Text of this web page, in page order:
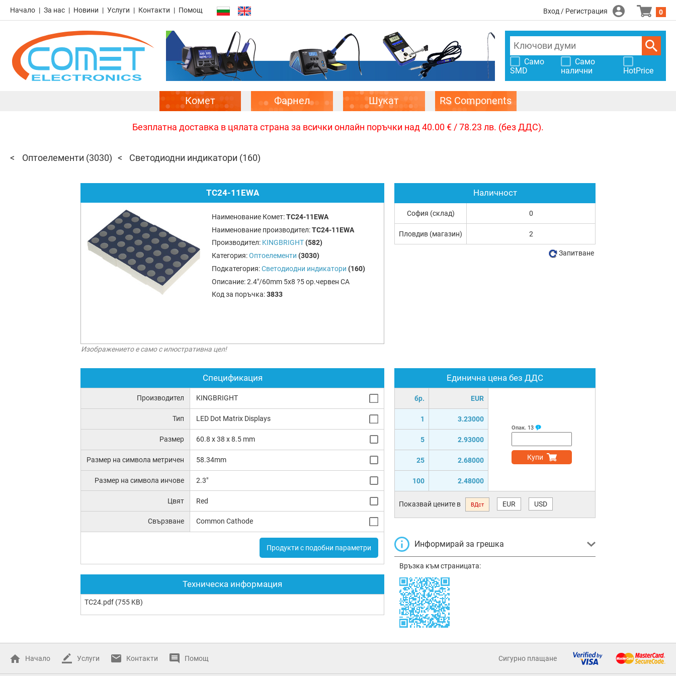
Начало За нас Новини Услуги Контакти Помощ Вход / Регистрация 0
Само
SMD
Само
налични
HotPrice
Комет Фарнел Шукат RS Components
Безплатна доставка в цялата страна за всички онлайн поръчки над 40.00 € / 78.23 лв. (без ДДС).
Оптоелементи (3030) Светодиодни индикатори (160)
TC24-11EWA
Наименование Комет:TC24-11EWA
Наименование производител:TC24-11EWA
Производител: KINGBRIGHT (582)
Категория:Оптоелементи (3030)
Подкатегория:Светодиодни индикатори (160)
Описание:2.4"/60mm 5x8 ?5 ор.червен CA
Код за поръчка:3833
Изображението е само с илюстративна цел!
Спецификация
Производител KINGBRIGHT
Тип LED Dot Matrix Displays
Размер 60.8 x 38 x 8.5 mm
Размер на символа метричен 58.34mm
Размер на символа инчове 2.3"
Цвят Red
Свързване Common Cathode
Продукти с подобни параметри
Техническа информация
TC24.pdf (755 KB)
Единична цена без ДДС
бр. EUR
1 3.23000
5 2.93000
25 2.68000
100 2.48000
Опак. 13
Купи
Показвай цените в ВДст EUR USD
Информирай за грешка
Връзка към страницата:
Наличност
София (склад) 0
Пловдив (магазин) 2
Запитване
Начало Услуги Контакти Помощ Сигурно плащане